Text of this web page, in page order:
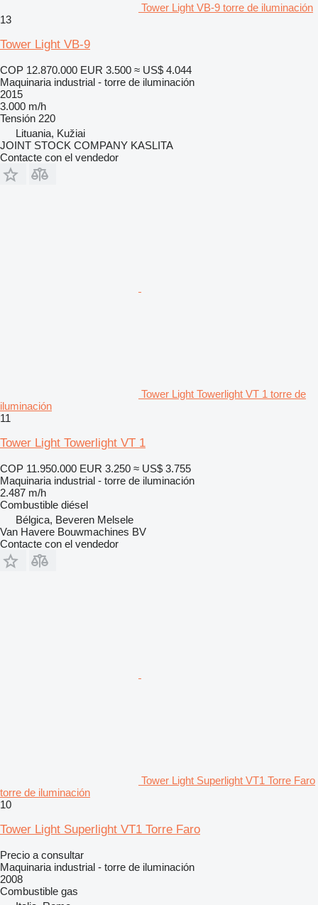
Tower Light VB-9 torre de iluminación
13
Tower Light VB-9
COP 12.870.000 EUR 3.500 ≈ US$ 4.044
Maquinaria industrial - torre de iluminación
2015
3.000 m/h
Tensión 220
Lituania, Kužiai
JOINT STOCK COMPANY KASLITA
Contacte con el vendedor
Tower Light Towerlight VT 1 torre de
iluminación
11
Tower Light Towerlight VT 1
COP 11.950.000 EUR 3.250 ≈ US$ 3.755
Maquinaria industrial - torre de iluminación
2.487 m/h
Combustible diésel
Bélgica, Beveren Melsele
Van Havere Bouwmachines BV
Contacte con el vendedor
Tower Light Superlight VT1 Torre Faro
torre de iluminación
10
Tower Light Superlight VT1 Torre Faro
Precio a consultar
Maquinaria industrial - torre de iluminación
2008
Combustible gas